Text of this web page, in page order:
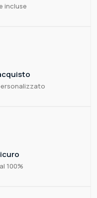
incluse
100%